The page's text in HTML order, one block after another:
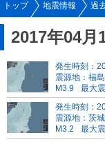
トップ 地震情報 過
2017年04月
発生時刻：
震源地：福
M3.9
最大
発生時刻：
震源地：茨
M3.2
最大